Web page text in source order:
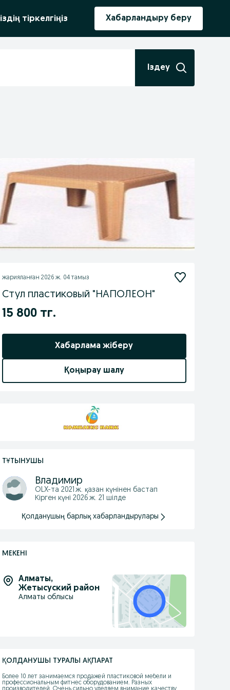
тіркелгіңіз Хабарландыру беру
Іздеу
жарияланған 2026 ж. 04 тамыз
Стул пластиковый "НАПОЛЕОН"
15 800 тг.
Хабарлама жіберу
Қоңырау шалу
ТҰТЫНУШЫ
Владимир
OLX-та 2021 ж. қазан күнінен бастап
Кірген күні 2026 ж. 21 шілде
Қолданушың барлық хабарландырулары
МЕКЕНІ
Алматы,
Жетысуский район
Алматы облысы
ҚОЛДАНУШЫ ТУРАЛЫ АҚПАРАТ
Более 10 лет занимаемся продажей пластиковой мебели и
профессиональным фитнес оборудованием. Разных